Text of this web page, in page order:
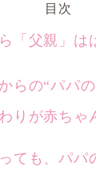
目次
「父親」は
らの“パパ
りが赤ちゃ
ても、パパ